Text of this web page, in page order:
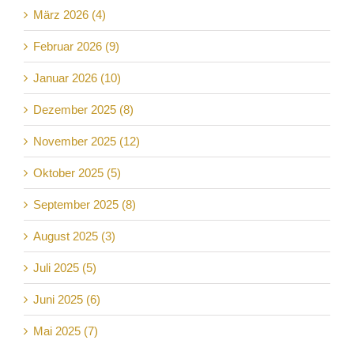
März 2026 (4)
Februar 2026 (9)
Januar 2026 (10)
Dezember 2025 (8)
November 2025 (12)
Oktober 2025 (5)
September 2025 (8)
August 2025 (3)
Juli 2025 (5)
Juni 2025 (6)
Mai 2025 (7)